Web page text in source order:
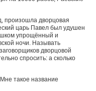
произошла дворцовая
царь Павел был удушен
упрощённый и
ночи. Называть
дворцовой
спросить: а сколько
Мне такое название